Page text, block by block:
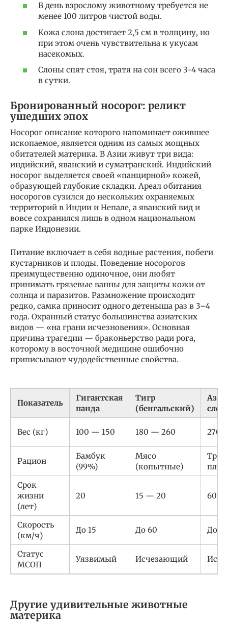
В день взрослому животному требуется не
менее 100 литров чистой воды.
Кожа слона достигает 2,5 см в толщину, но
при этом очень чувствительна к укусам
насекомых.
Слоны спят стоя, тратя на сон всего 3-4 часа
в сутки.
Бронированный носорог: реликт
ушедших эпох
Носорог описание которого напоминает ожившее
ископаемое, является одним из самых мощных
обитателей материка. В Азии живут три вида:
индийский, яванский и суматранский. Индийский
носорог выделяется своей «панцирной» кожей,
образующей глубокие складки. Ареал обитания
носорогов сузился до нескольких охраняемых
территорий в Индии и Непале, а яванский вид и
вовсе сохранился лишь в одном национальном
парке Индонезии.
Питание включает в себя водные растения, побеги
кустарников и плоды. Поведение носорогов
преимущественно одиночное, они любят
принимать грязевые ванны для защиты кожи от
солнца и паразитов. Размножение происходит
редко, самка приносит одного детеныша раз в 3–4
года. Охранный статус большинства азиатских
видов — «на грани исчезновения». Основная
причина трагедии — браконьерство ради рога,
которому в восточной медицине ошибочно
приписывают чудодейственные свойства.
Показатель
Гигантская
панда
Тигр
(бенгальский)
слон
Вес (кг) 100 — 150 180 — 260
Рацион
Бамбук
(99%)
Мясо
(копытные)
Срок
жизни
(лет)
20 15 — 20 60 —
Скорость
(км/ч)
До 15 До 60 До
Статус
МСОП
Уязвимый Исчезающий
Другие удивительные животные
материка